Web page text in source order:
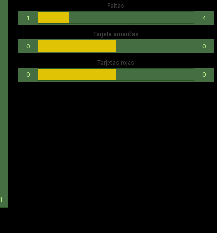
1
Faltas
1 4
Tarjeta amarillas
0 0
Tarjetas rojas
0 0